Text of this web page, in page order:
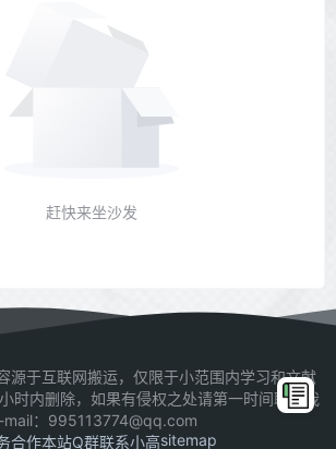
赶快来坐沙发
源于互联网搬运，仅限于小范围内学习和文献
时内删除，如果有侵权之处请第一时间联系我
mail：995113774@qq.com
合作本站Q群联系小高sitemap